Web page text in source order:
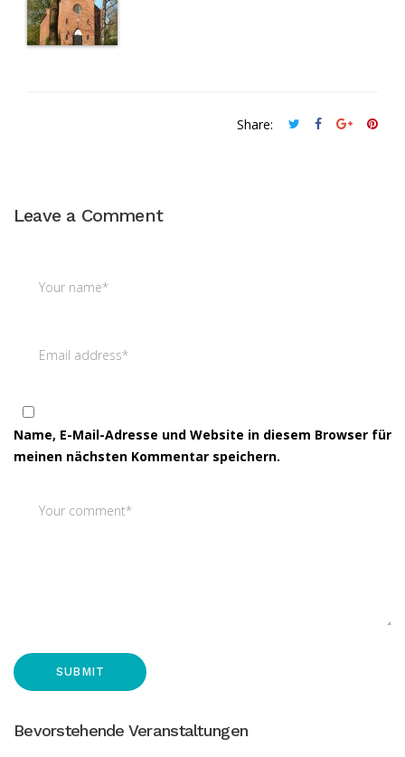
Share:
Leave a Comment
Name, E-Mail-Adresse und Website in diesem Browser für
meinen nächsten Kommentar speichern.
Bevorstehende Veranstaltungen